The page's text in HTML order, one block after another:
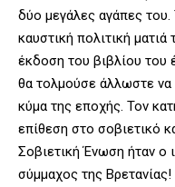
δύο μεγάλες αγάπες του.
καυστική πολιτική ματιά
έκδοση του βιβλίου του
θα τολμούσε άλλωστε να
κύμα της εποχής. Τον
επίθεση στο σοβιετικό
Σοβιετική Ένωση ήταν ο
σύμμαχος της Βρετανίας!